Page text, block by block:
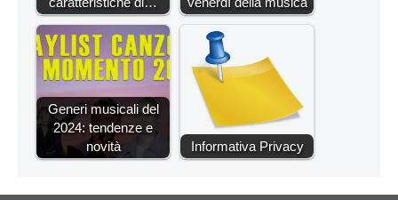
Generi musicali del
2024: tendenze e
novità
Informativa Privacy